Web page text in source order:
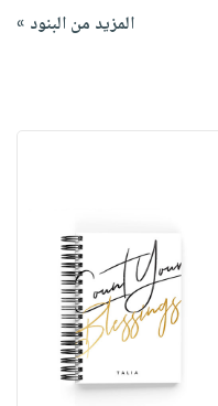
المزيد من البنود »